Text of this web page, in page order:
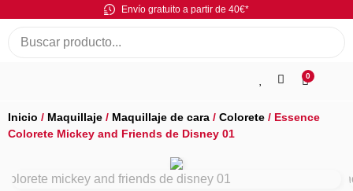
Envío gratuito a partir de 40€*
0
Inicio / Maquillaje / Maquillaje de cara / Colorete / Essence
Colorete Mickey and Friends de Disney 01